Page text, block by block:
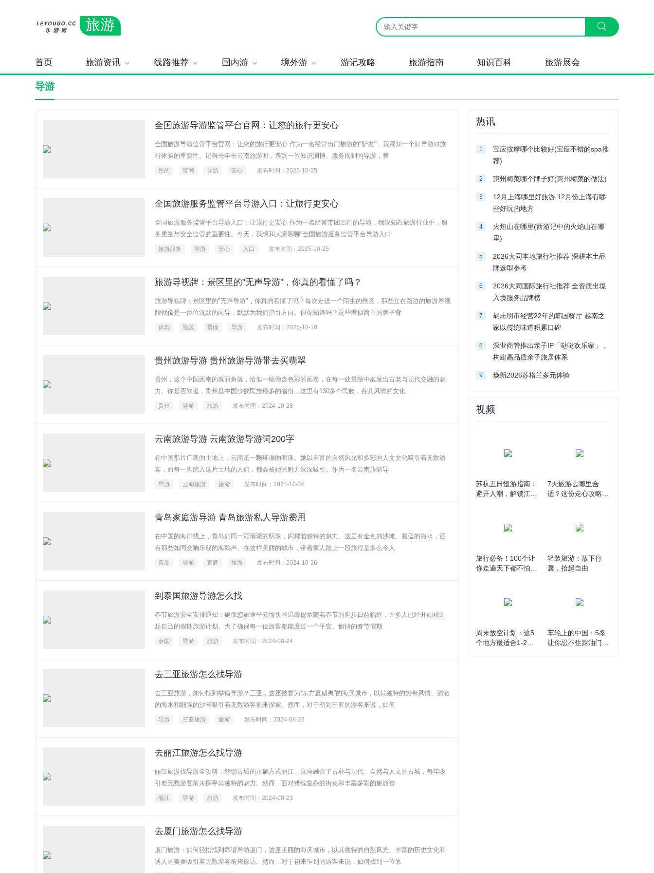
旅游
首页 旅游资讯 线路推荐 国内游 境外游 游记攻略 旅游指南 知识百科 旅游展会
导游
全国旅游导游监管平台官网：让您的旅行更安心
全国旅游导游监管平台官网：让您的旅行更安心 作为一名经常出门旅游的"驴友"，我深知一个好导游对旅
行体验的重要性。记得去年去云南旅游时，遇到一位知识渊博、服务周到的导游，整
您的 官网 导游 安心 发布时间：2025-10-25
全国旅游服务监管平台导游入口：让旅行更安心
全国旅游服务监管平台导游入口：让旅行更安心 作为一名经常带团出行的导游，我深知在旅游行业中，服
务质量与安全监管的重要性。今天，我想和大家聊聊"全国旅游服务监管平台导游入口
旅游服务 导游 安心 入口 发布时间：2025-10-25
旅游导视牌：景区里的"无声导游"，你真的看懂了吗？
旅游导视牌：景区里的"无声导游"，你真的看懂了吗？每次走进一个陌生的景区，那些立在路边的旅游导视
牌就像是一位位沉默的向导，默默为我们指引方向。但你知道吗？这些看似简单的牌子背
你真 景区 看懂 导游 发布时间：2025-10-10
贵州旅游导游 贵州旅游导游带去买翡翠
贵州，这个中国西南的瑰丽角落，恰似一幅饱含色彩的画卷，在每一处景致中散发出古老与现代交融的魅
力。你是否知道，贵州是中国少数民族最多的省份，这里有130多个民族，各具风情的文化
贵州 导游 旅游 发布时间：2024-10-28
云南旅游导游 云南旅游导游词200字
在中国那片广袤的土地上，云南是一颗璀璨的明珠。她以丰富的自然风光和多彩的人文文化吸引着无数游
客，而每一脚踏入这片土地的人们，都会被她的魅力深深吸引。作为一名云南旅游导
导游 云南旅游 旅游 发布时间：2024-10-28
青岛家庭游导游 青岛旅游私人导游费用
在中国的海岸线上，青岛如同一颗璀璨的明珠，闪耀着独特的魅力。这里有金色的沙滩、碧蓝的海水，还
有那些如同交响乐般的海鸥声。在这样美丽的城市，带着家人踏上一段旅程是多么令人
青岛 导游 家庭 旅游 发布时间：2024-10-26
到泰国旅游导游怎么找
春节旅游安全安排通知：确保您旅途平安愉快的温馨提示随着春节的脚步日益临近，许多人已经开始规划
起自己的假期旅游计划。为了确保每一位游客都能度过一个平安、愉快的春节假期
泰国 导游 旅游 发布时间：2024-08-24
去三亚旅游怎么找导游
去三亚旅游，如何找到靠谱导游？三亚，这座被誉为“东方夏威夷”的海滨城市，以其独特的热带风情、清澈
的海水和细腻的沙滩吸引着无数游客前来探索。然而，对于初到三亚的游客来说，如何
导游 三亚旅游 旅游 发布时间：2024-08-23
去丽江旅游怎么找导游
丽江旅游找导游全攻略：解锁古城的正确方式丽江，这座融合了古朴与现代、自然与人文的古城，每年吸
引着无数游客前来探寻其独特的魅力。然而，面对错综复杂的街巷和丰富多彩的旅游资
丽江 导游 旅游 发布时间：2024-08-23
去厦门旅游怎么找导游
厦门旅游：如何轻松找到靠谱导游厦门，这座美丽的海滨城市，以其独特的自然风光、丰富的历史文化和
诱人的美食吸引着无数游客前来探访。然而，对于初来乍到的游客来说，如何找到一位靠
热讯
1
宝应按摩哪个比较好(宝应不错的spa推
荐)
2 惠州梅菜哪个牌子好(惠州梅菜的做法)
3
12月上海哪里好旅游 12月份上海有哪
些好玩的地方
4
火焰山在哪里(西游记中的火焰山在哪
里)
5
2026大同本地旅行社推荐 深耕本土品
牌选型参考
6
2026大同国际旅行社推荐 全资质出境
入境服务品牌榜
7
胡志明市经营22年的韩国餐厅 越南之
家以传统味道积累口碑
8
深业商管推出亲子IP「哒哒欢乐家」，
构建高品质亲子旅居体系
9 焕新2026苏格兰多元体验
视频
苏杭五日慢游指南：
避开人潮，解锁江南
7天旅游去哪里合
适？这份走心攻略让
旅行必备！100个让
你走遍天下都不怕的
轻装旅游：放下行
囊，拾起自由
周末放空计划：这5
个地方最适合1-2天
车轮上的中国：5条
让你忍不住踩油门的